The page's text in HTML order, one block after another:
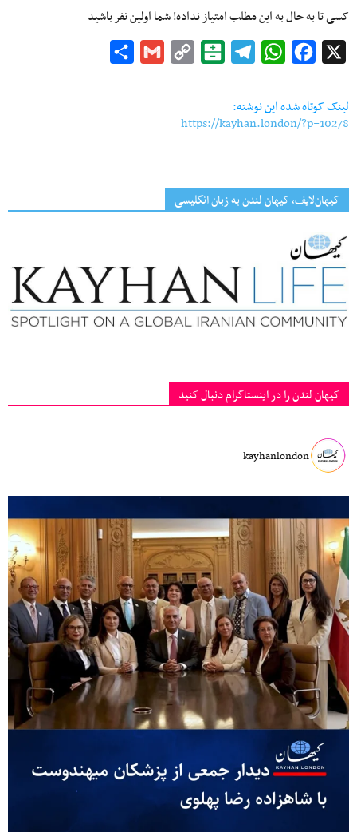
کسی تا به حال به این مطلب امتیاز نداده! شما اولین نفر باشید
Facebook
WhatsApp
Telegram
Balatarin
Copy
Gmail
لینک کوتاه شده این نوشته:
https://kayhan.london/?p=10278
کیهان‌لایف، کیهان لندن به زبان انگلیسی
کیهان لندن را در اینستاگرام دنبال کنید
kayhanlondon